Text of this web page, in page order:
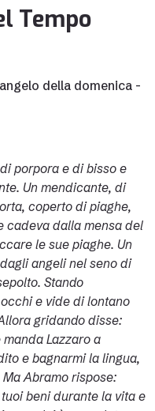
Tempo
della domenica -
porpora e di bisso e
Un mendicante, di
coperto di piaghe,
cadeva dalla mensa del
le sue piaghe. Un
angeli nel seno di
Stando
e vide di lontano
gridando disse:
Lazzaro a
e bagnarmi la lingua,
Abramo rispose:
beni durante la vita e